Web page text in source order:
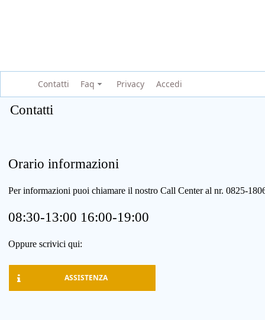
Contatti Faq Privacy Accedi
Contatti
Orario informazioni
Per informazioni puoi chiamare il nostro Call Center al nr. 0825-
08:30-13:00 16:00-19:00
Oppure scrivici qui:
ASSISTENZA